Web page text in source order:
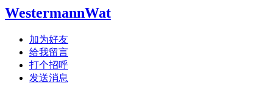
WestermannWat
加为好友
给我留言
打个招呼
发送消息